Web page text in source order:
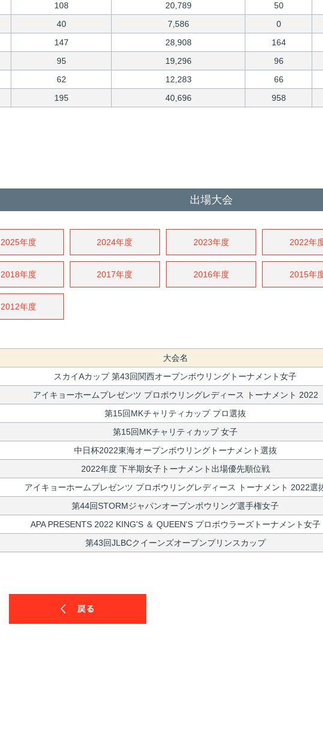
108 20,789 50
40 7,586 0
147 28,908 164
95 19,296 96
62 12,283 66
195 40,696 958
出場大会
2025年度 2024年度 2023年度 2022年
2018年度 2017年度 2016年度 2015年
2012年度
大会名
スカイAカップ 第43回関西オープンボウリングトーナメント女子
アイキョーホームプレゼンツ プロボウリングレディース トーナメント 2022
第15回MKチャリティカップ プロ選抜
第15回MKチャリティカップ 女子
中日杯2022東海オープンボウリングトーナメント選抜
2022年度 下半期女子トーナメント出場優先順位戦
アイキョーホームプレゼンツ プロボウリングレディース トーナメント 2022選
第44回STORMジャパンオープンボウリング選手権女子
APA PRESENTS 2022 KING'S ＆ QUEEN'S プロボウラーズトーナメント女子
第43回JLBCクイーンズオープンプリンスカップ